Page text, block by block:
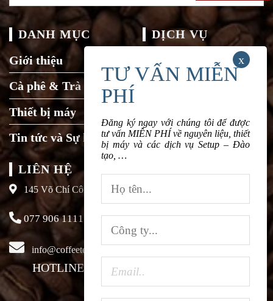
DANH MỤC
Giới thiệu
Cà phê & Trà
Thiết bị máy
Tin tức và Sự kiện
DỊCH VỤ
Tuyển dụng
LIÊN HỆ
145 Võ Chí Công, Xuân La, Tây Hồ, Hà Nội
077 906 1111
info@coffeeteavn.com
HOTLINE KINH DOANH:
Đăng ký ngay với chúng tôi để được
tư vấn MIỄN PHÍ về nguyên liệu, thiết
bị máy và các dịch vụ Setup – Đào
tạo, …